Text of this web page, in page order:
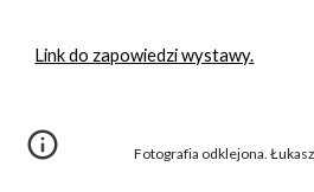
Link do zapowiedzi wystawy.
Fotografia odklejona.